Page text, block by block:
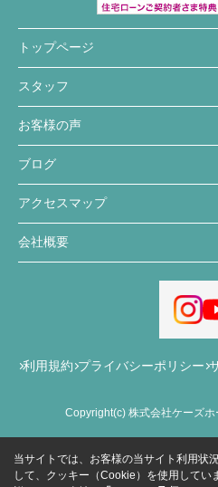
トップページ
スタッフ
お客様の声
ブログ
アクセスマップ
会社概要
利用規約 プライバシーポリシー
Copyright(c) 株式会社ケーズ
当サイトでは、お客様の当サイト利用状
して、クッキー（Cookie）を使用してい